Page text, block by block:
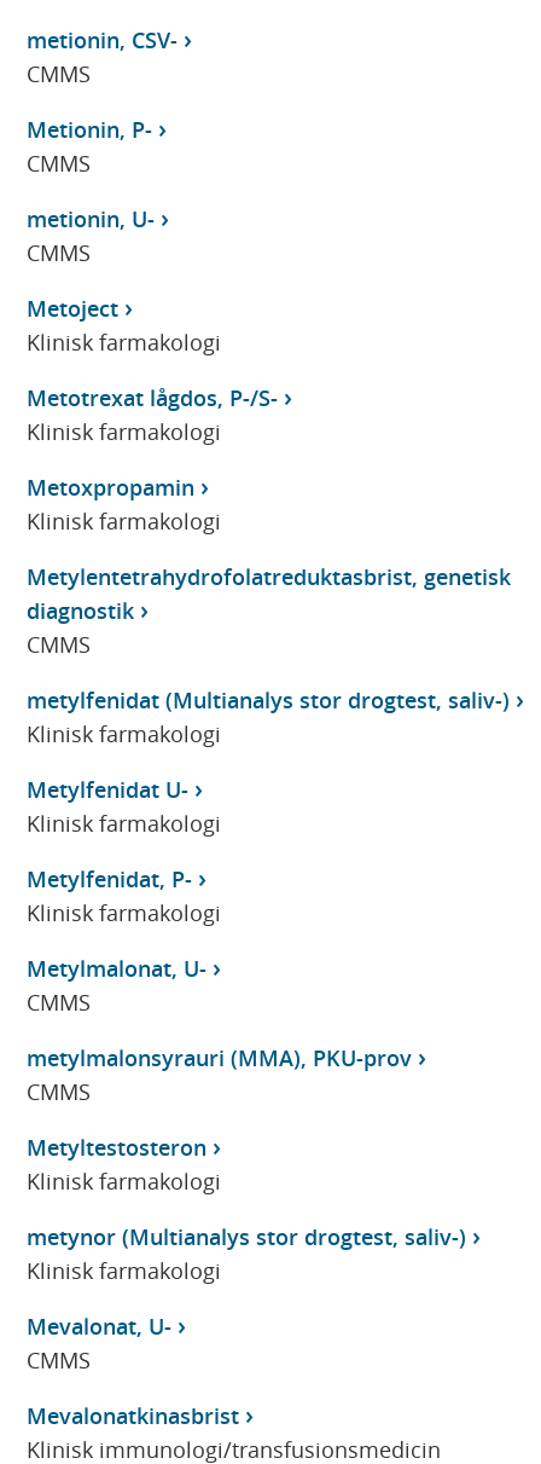
metionin, CSV-
CMMS
Metionin, P-
CMMS
metionin, U-
CMMS
Metoject
Klinisk farmakologi
Metotrexat lågdos, P-/S-
Klinisk farmakologi
Metoxpropamin
Klinisk farmakologi
Metylentetrahydrofolatreduktasbrist, genetisk
diagnostik
CMMS
metylfenidat (Multianalys stor drogtest, saliv-)
Klinisk farmakologi
Metylfenidat U-
Klinisk farmakologi
Metylfenidat, P-
Klinisk farmakologi
Metylmalonat, U-
CMMS
metylmalonsyrauri (MMA), PKU-prov
CMMS
Metyltestosteron
Klinisk farmakologi
metynor (Multianalys stor drogtest, saliv-)
Klinisk farmakologi
Mevalonat, U-
CMMS
Mevalonatkinasbrist
Klinisk immunologi/transfusionsmedicin